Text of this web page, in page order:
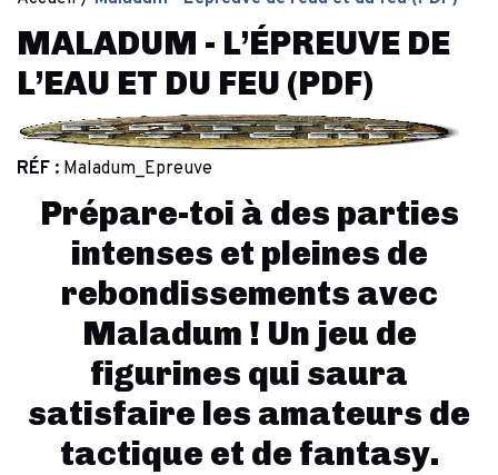
MALADUM - L’ÉPREUVE DE
L’EAU ET DU FEU (PDF)
RÉF : Maladum_Epreuve
Prépare-toi à des parties
intenses et pleines de
rebondissements avec
Maladum ! Un jeu de
figurines qui saura
satisfaire les amateurs de
tactique et de fantasy.